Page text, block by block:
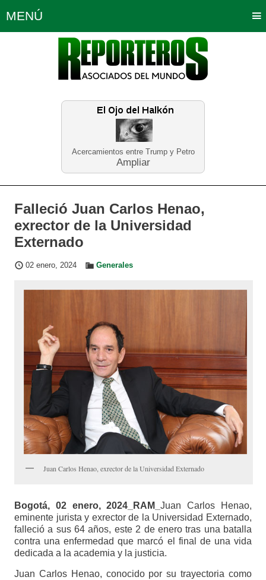
Acercamientos entre Trump y Petro
Ampliar
MENÚ
Política Opinión Bogotá
Planeta Tierra Deportes
Educación Neira
Falleció Juan Carlos Henao,
exrector de la Universidad
Externado
02 enero, 2024 Generales
Juan Carlos Henao, exrector de la Universidad Externado
Bogotá, 02 enero, 2024_RAM_Juan Carlos Henao,
eminente jurista y exrector de la Universidad Externado,
falleció a sus 64 años, este 2 de enero tras una batalla
contra una enfermedad que marcó el final de una vida
dedicada a la academia y la justicia.
Juan Carlos Henao, conocido por su trayectoria como